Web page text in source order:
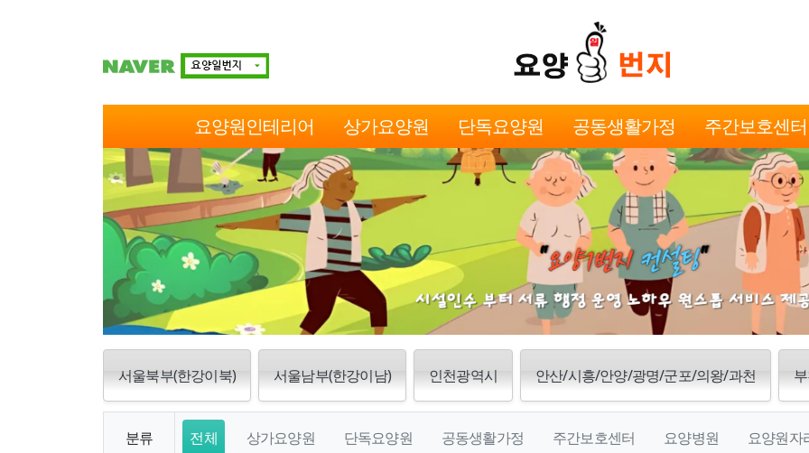
요양원인테리어 상가요양원 단독요양원 공동생활가정 주간보호센터
서울북부(한강이북) 서울남부(한강이남) 인천광역시 안산/시흥/안양/광명/군포/의왕/과천
분류 전체 상가요양원 단독요양원 공동생활가정 주간보호센터 요양병원 요양원자